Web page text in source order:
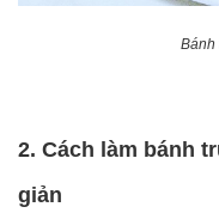
Bánh
2. Cách làm bánh
giản